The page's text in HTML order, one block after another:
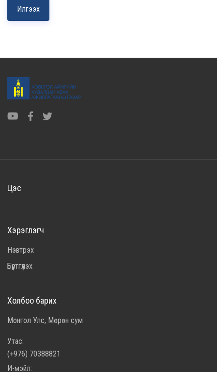
Цэс
Хэрэглэгч
Нэвтрэх
Бүртгүүлэх
Холбоо барих
Монгол Улс, Мөрөн сум
Утас:
(+976) 70388821
И-мэйл: